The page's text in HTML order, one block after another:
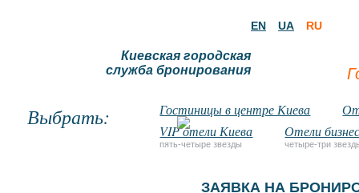
Киевская городская
служба бронирования
EN UA RU
Выбрать: Гостиницы в центре Киева
VIP отели Киева
пять-четыре звезды
Отели
четыре-три
ЗАЯВКА НА